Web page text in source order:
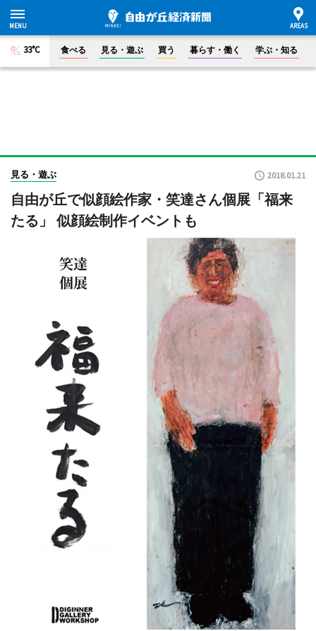
33°C 食べる 見る・遊ぶ 買う 暮らす・働く 学ぶ・知る
見る・遊ぶ 2018.01.21
自由が丘で似顔絵作家・笑達さん個展「福来
たる」 似顔絵制作イベントも